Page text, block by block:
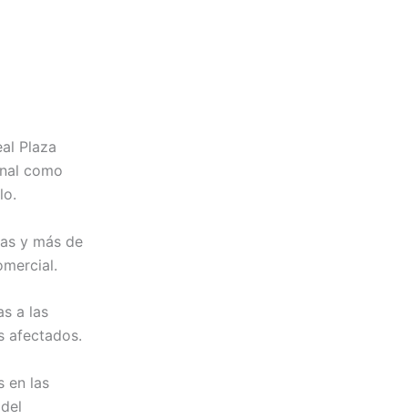
Plaza
como
y más de
a las
afectados.
en las